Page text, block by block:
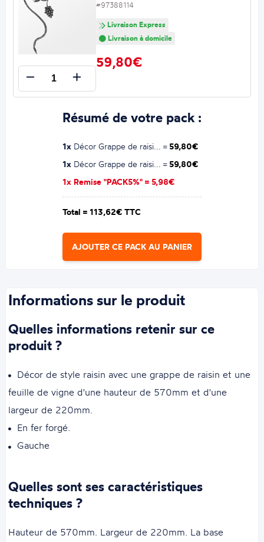
#97388114
Livraison Express
Livraison à domicile
59,80€
Résumé de votre pack :
1x Décor Grappe de raisi... = 59,80€
1x Décor Grappe de raisi... = 59,80€
1x Remise "PACK5%" = 5,98€
Total = 113,62€ TTC
AJOUTER CE PACK AU PANIER
Informations sur le produit
Quelles informations retenir sur ce
produit ?
Décor de style raisin avec une grappe de raisin et une
feuille de vigne d'une hauteur de 570mm et d'une
largeur de 220mm.
En fer forgé.
Gauche
Quelles sont ses caractéristiques
techniques ?
Hauteur de 570mm. Largeur de 220mm. La base